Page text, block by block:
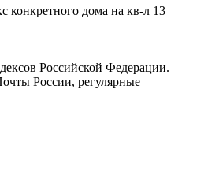
конкретного дома на кв-л 13
Российской Федерации.
России, регулярные